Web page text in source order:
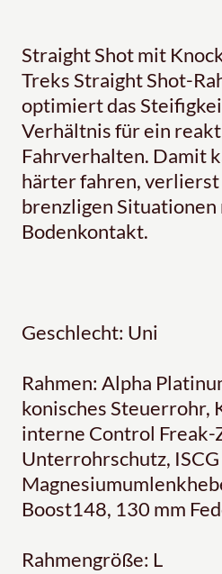
Straight Shot mit
Treks Straight Shot-
optimiert das
Verhältnis für ein
Fahrverhalten. Damit
härter fahren, verlierst
brenzligen Situationen
Bodenkontakt.
Geschlecht: Uni
Rahmen: Alpha
konisches Steuerrohr,
interne Control Freak-
Unterrohrschutz,
Boost148, 130 mm
Rahmengröße: L